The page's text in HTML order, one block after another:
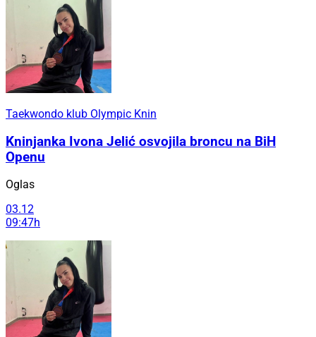
Taekwondo klub Olympic Knin
Kninjanka Ivona Jelić osvojila broncu na BiH
Openu
Oglas
03.12
09:47h